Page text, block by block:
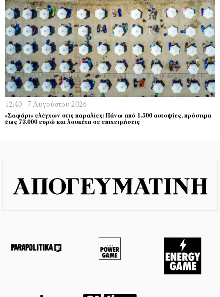
12:40 - 7 Αυγούστου 2026
«Σαφάρι» ελέγχων στις παραλίες: Πάνω από 1.500 αυτοψίες, πρόστιμα
έως 73.000 ευρώ και λουκέτα σε επιχειρήσεις